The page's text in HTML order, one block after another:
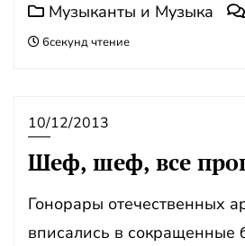
Музыканты и Музыка
6секунд чтение
10/12/2013
Шеф, шеф, все
Гонорары отечественных
вписались в сокращенные